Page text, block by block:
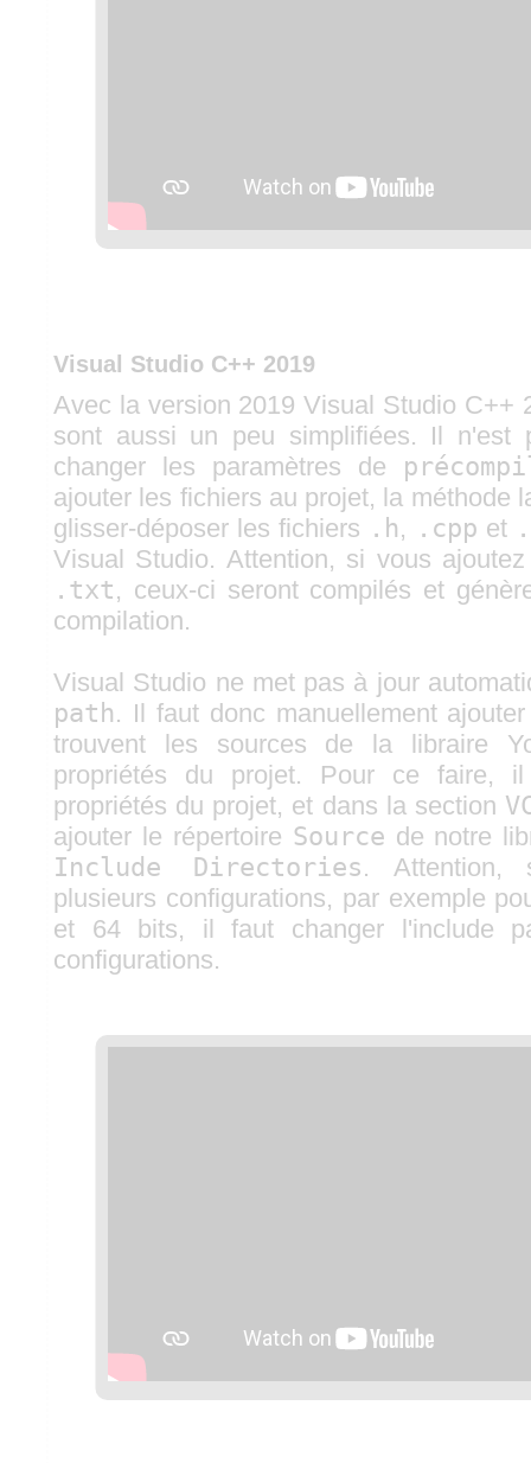
Visual Studio C++ 2019
Avec la version 2019 Visual Studio C++
sont aussi un peu simplifiées. Il n'est
changer les paramètres de
ajouter les fichiers au projet, la méthode
glisser-déposer les fichiers .h, .cpp et
Visual Studio. Attention, si vous
.txt, ceux-ci seront compilés et
compilation.
Visual Studio ne met pas à jour
path. Il faut donc manuellement
trouvent les sources de la libraire
propriétés du projet. Pour ce faire,
propriétés du projet, et dans la section
ajouter le répertoire Source de notre
Include Directories. Attention,
plusieurs configurations, par exemple
et 64 bits, il faut changer l'include
configurations.